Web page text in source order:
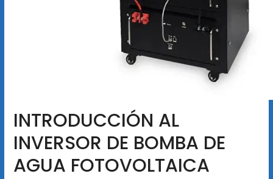
INTRODUCCIÓN AL
INVERSOR DE BOMBA DE
AGUA FOTOVOLTAICA